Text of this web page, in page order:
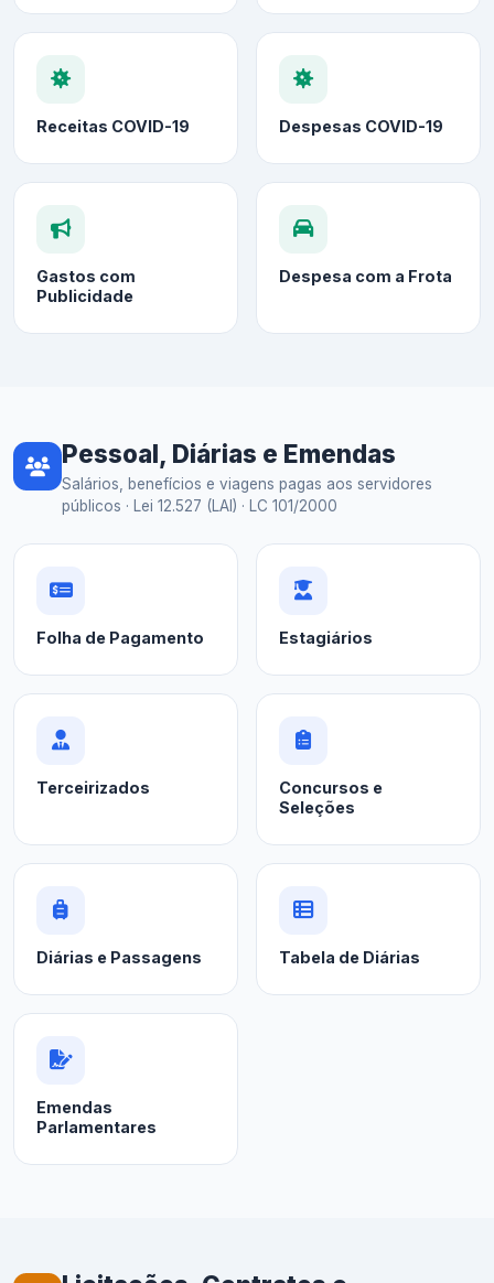
Receitas COVID-19 Despesas COVID-19
Gastos com
Publicidade
Despesa com a Frota
Pessoal, Diárias e Emendas
Salários, benefícios e viagens pagas aos servidores
públicos · Lei 12.527 (LAI) · LC 101/2000
Folha de Pagamento Estagiários
Terceirizados
Concursos e
Seleções
Diárias e Passagens Tabela de Diárias
Emendas
Parlamentares